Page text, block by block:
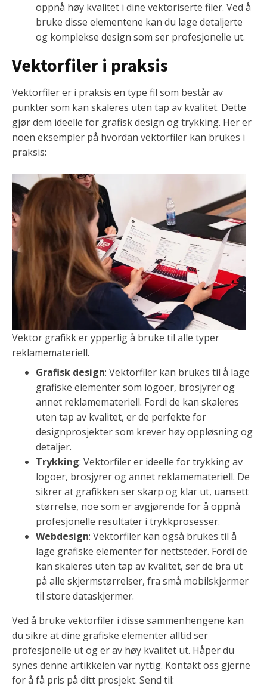
oppnå høy kvalitet i dine vektoriserte filer. Ved å
bruke disse elementene kan du lage detaljerte
og komplekse design som ser profesjonelle ut.
Vektorfiler i praksis
Vektorfiler er i praksis en type fil som består av
punkter som kan skaleres uten tap av kvalitet. Dette
gjør dem ideelle for grafisk design og trykking. Her er
noen eksempler på hvordan vektorfiler kan brukes i
praksis:
Vektor grafikk er ypperlig å bruke til alle typer
reklamemateriell.
Grafisk design: Vektorfiler kan brukes til å lage
grafiske elementer som logoer, brosjyrer og
annet reklamemateriell. Fordi de kan skaleres
uten tap av kvalitet, er de perfekte for
designprosjekter som krever høy oppløsning og
detaljer.
Trykking: Vektorfiler er ideelle for trykking av
logoer, brosjyrer og annet reklamemateriell. De
sikrer at grafikken ser skarp og klar ut, uansett
størrelse, noe som er avgjørende for å oppnå
profesjonelle resultater i trykkprosesser.
Webdesign: Vektorfiler kan også brukes til å
lage grafiske elementer for nettsteder. Fordi de
kan skaleres uten tap av kvalitet, ser de bra ut
på alle skjermstørrelser, fra små mobilskjermer
til store dataskjermer.
Ved å bruke vektorfiler i disse sammenhengene kan
du sikre at dine grafiske elementer alltid ser
profesjonelle ut og er av høy kvalitet ut. Håper du
synes denne artikkelen var nyttig. Kontakt oss gjerne
for å få pris på ditt prosjekt. Send til: